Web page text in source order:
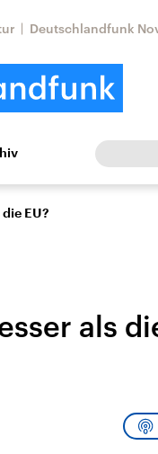
Deutschlandfunk
Europa
Der Iran – seit der
Islamischen
EU?
als